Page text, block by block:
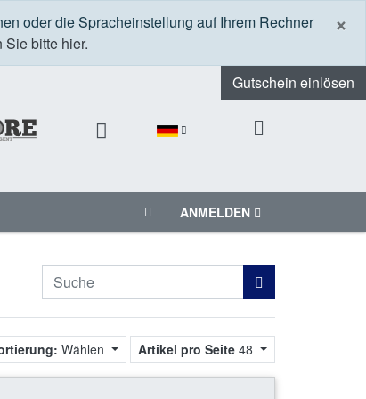
×
oder die Spracheinstellung auf Ihrem Rechner
bitte hier.
Gutschein einlösen
ANMELDEN
Wählen Artikel pro Seite 48